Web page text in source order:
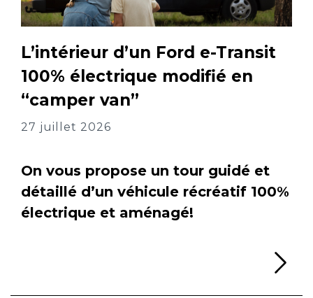
L’intérieur d’un Ford e-Transit
100% électrique modifié en
“camper van”
27 juillet 2026
On vous propose un tour guidé et
détaillé d’un véhicule récréatif 100%
électrique et aménagé!